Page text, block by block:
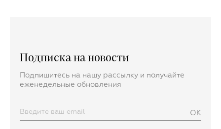
Подписка на новости
Подпишитесь на нашу рассылку и получайте
еженедельные обновления
OK